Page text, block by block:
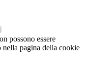
possono essere
pagina della cookie